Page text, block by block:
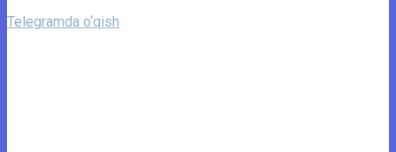
Telegramda o‘qish